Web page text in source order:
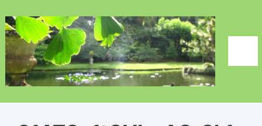
Zum
Inhalt